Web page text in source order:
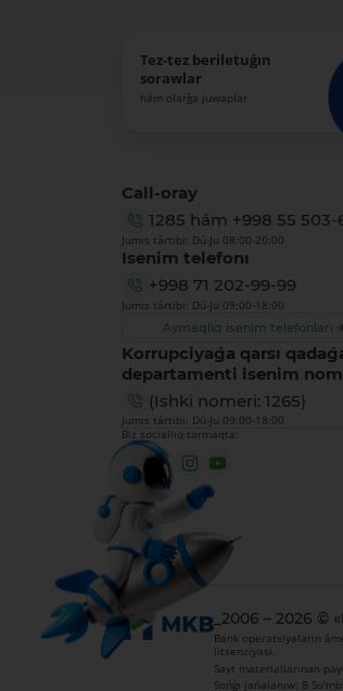
Tez-tez beriletuǵın
sorawlar
hám olarǵa juwaplar
Call-oray
1285 hám +998 55 503-
Jumıs tártibi: Dú-Ju 08:00-20:00
Isenim telefonı
+998 71 202-99-99
Jumıs tártibi: Dú-Ju 09:00-18:00
Aymaqlıq isenim telefonları
Korrupciyaǵa qarsı
departamenti isenim
(Ishki nomeri: 1265)
Jumıs tártibi: Dú-Ju 09:00-18:00
Biz sociallıq tarmaqta:
_2006 – 2026
Bank operatsiyaların
litsenziyası.
Sayt materiallarınan
Sońǵı jańalanıw: 8